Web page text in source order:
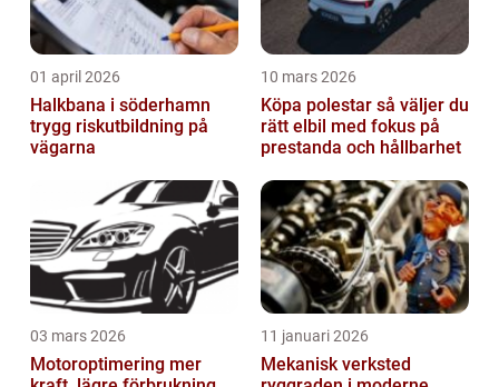
01 april 2026
Halkbana i söderhamn
trygg riskutbildning på
vägarna
10 mars 2026
Köpa polestar så väljer du
rätt elbil med fokus på
prestanda och hållbarhet
03 mars 2026
Motoroptimering mer
11 januari 2026
Mekanisk verksted